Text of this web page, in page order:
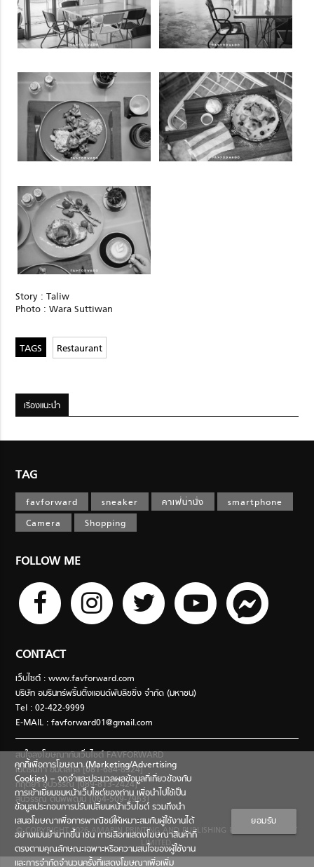
Story : Taliw
Photo : Wara Suttiwan
Restaurant
เรื่องแนะนำ
TAG
favforward sneaker คาเฟ่น่านั่ง
smartphone
Camera
Shopping
FOLLOW ME
CONTACT
เว็บไซต์ : www.favforward.com
บริษัท อมรินทร์พริ้นติ้งแอนด์พับลิชชิ่ง จำกัด (มหาชน)
Tel : 02-422-9999
E-MAIL :favforward01@gmail.com
สนใจลงโฆษณากับเว็บไซต์ FAVFORWARD
เนตรนภา อมตสกุล [081-684-8324]
กฤตยา อุปวรรณ [089-813-2424]
สินีวรรณ ตันพิพัฒน์ [064-509-7963]
© COPYRIGHT 2026 AMARIN PRINTING AND PUBLISHING PUBLIC COMPANY
LIMITED.
คุกกี้เพื่อการโฆษณา (Marketing/Advertising
Cookies) – จดจำและประมวลผลข้อมูลที่เกี่ยวข้องกับ
การเข้าเยี่ยมชมหน้าเว็บไซต์ของท่าน เพื่อนำไปใช้เป็น
ข้อมูลประกอบการปรับเปลี่ยนหน้าเว็บไซต์ รวมถึงนำ
เสนอโฆษณาเพื่อการพาณิชย์ให้เหมาะสมกับผู้ใช้งานได้
อย่างแม่นยำมากขึ้น เช่น การเลือกแสดงโฆษณาสินค้าที่
ตรงตามคุณลักษณะเฉพาะหรือความสนใจของผู้ใช้งาน
และการจำกัดจำนวนครั้งที่แสดงโฆษณาเพื่อเพิ่ม
ยอมรับ